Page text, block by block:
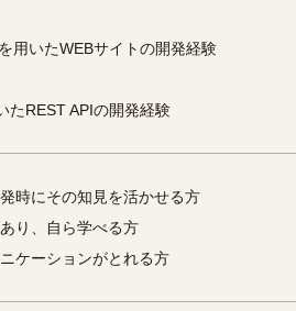
用いたWEBサイトの開発経験
たREST APIの開発経験
時にその知見を活かせる方
り、自ら学べる方
ケーションがとれる方